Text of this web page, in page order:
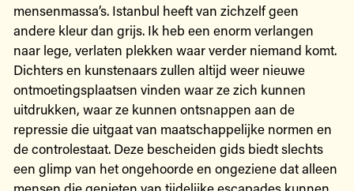
mensenmassa’s. Istanbul heeft van zichzelf geen
andere kleur dan grijs. Ik heb een enorm verlangen
naar lege, verlaten plekken waar verder niemand komt.
Dichters en kunstenaars zullen altijd weer nieuwe
ontmoetingsplaatsen vinden waar ze zich kunnen
uitdrukken, waar ze kunnen ontsnappen aan de
repressie die uitgaat van maatschappelijke normen en
de controlestaat. Deze bescheiden gids biedt slechts
een glimp van het ongehoorde en ongeziene dat alleen